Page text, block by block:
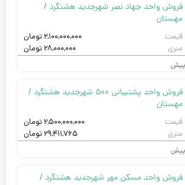
فروش واحد جهاد نصر شهرجدید هشتگرد /
مهستان
قیمت ۲,۱۰۰,۰۰۰,۰۰۰ تومان
متری
۲۸,۰۰۰,۰۰۰ تومان
فروش واحد پشتیبانی 500 شهرجدید هشتگرد /
مهستان
قیمت ۲,۵۰۰,۰۰۰,۰۰۰ تومان
متری
۲۹,۴۱۱,۷۶۵ تومان
فروش واحد مسکن مهر شهرجدید هشتگرد /